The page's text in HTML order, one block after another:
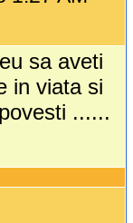
sa aveti
in viata si
......